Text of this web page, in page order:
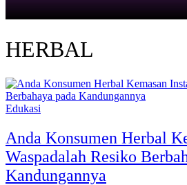
HERBAL
Edukasi
Anda Konsumen Herbal
Waspadalah Resiko
Kandungannya